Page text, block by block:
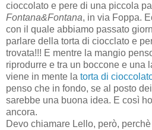
cioccolato e pere di una piccola
Fontana&Fontana, in via Foppa.
con il quale abbiamo passato
parlare della torta di ciocclato e
trovata!!! E mentre la mangio
riprodurre e tra un boccone e una
viene in mente la torta di
penso che in fondo, se al posto
sarebbe una buona idea. E così
ancora.
Devo chiamare Lello, però,